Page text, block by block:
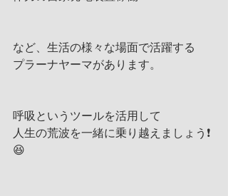
など、生活の様々な場面で活躍する
プラーナヤーマがあります。
呼吸というツールを活用して
人生の荒波を一緒に乗り越えましょう❗️
😆